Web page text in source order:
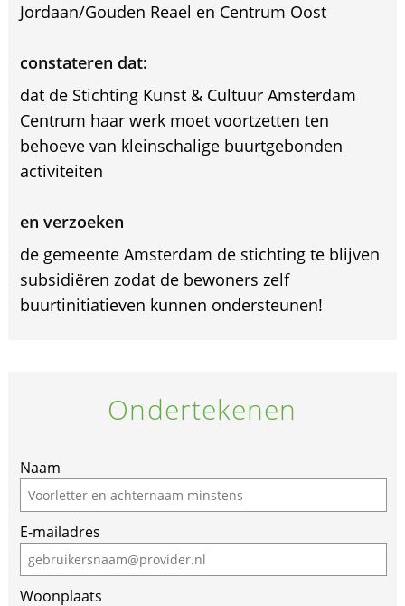
Jordaan/Gouden Reael en Centrum Oost
constateren dat:
dat de Stichting Kunst & Cultuur Amsterdam
Centrum haar werk moet voortzetten ten
behoeve van kleinschalige buurtgebonden
activiteiten
en verzoeken
de gemeente Amsterdam de stichting te blijven
subsidiëren zodat de bewoners zelf
buurtinitiatieven kunnen ondersteunen!
Ondertekenen
Naam
E-mailadres
Woonplaats